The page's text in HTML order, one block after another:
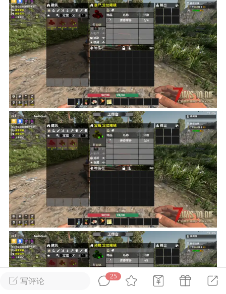
我的钱包 道具 排行榜
MOD下载 攻略教程 联机招募
大人
Lv.8
02-10 15:45
电脑端 其他&工具
卖挂
禁止发布联机可用的作弊模组，
单机辅助引流私下售卖服务器外挂！
作弊模组的发布规范近期收到一些信息
作弊模组在联机服务器使用,为了维护游
环境，中文网特此发布以下声明，规范
模组的发布行为：1. *...
汉
72 2.23w
大人
Lv.8
写评论
25